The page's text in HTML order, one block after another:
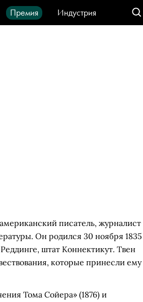
Премия
Индустрия
IT-продукты
писатель, журналист
Он родился 30 ноября 1835
штат Коннектикут. Твен
которые принесли ему
Тома Сойера» (1876) и